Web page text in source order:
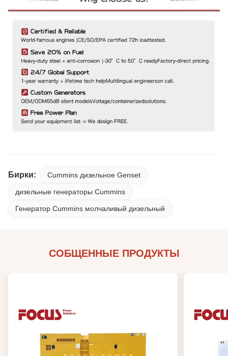
Бирки: Cummins дизельное Genset
дизельные генераторы Cummins
Генератор Cummins молчаливый дизельный
СОБЩЕННЫЕ ПРОДУКТЫ